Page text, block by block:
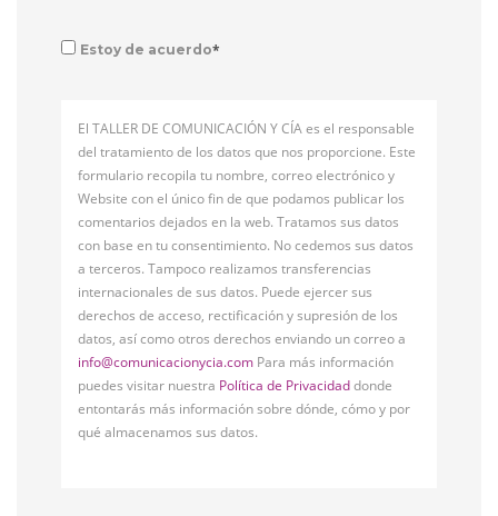
Estoy de acuerdo*
El TALLER DE COMUNICACIÓN Y CÍA es el responsable
del tratamiento de los datos que nos proporcione. Este
formulario recopila tu nombre, correo electrónico y
Website con el único fin de que podamos publicar los
comentarios dejados en la web. Tratamos sus datos
con base en tu consentimiento. No cedemos sus datos
a terceros. Tampoco realizamos transferencias
internacionales de sus datos. Puede ejercer sus
derechos de acceso, rectificación y supresión de los
datos, así como otros derechos enviando un correo a
info@comunicacionycia.com Para más información
puedes visitar nuestra Política de Privacidaddonde
entontarás más información sobre dónde, cómo y por
qué almacenamos sus datos.